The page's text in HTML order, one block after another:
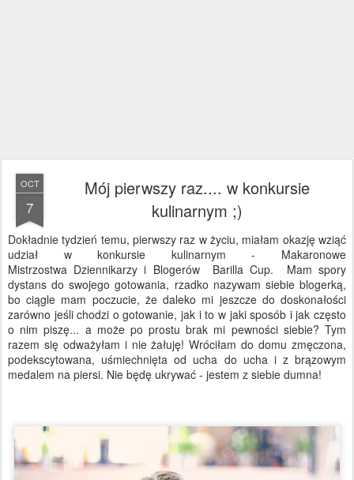
OCT
7
Mój pierwszy raz.... w konkursie
kulinarnym ;)
Dokładnie tydzień temu, pierwszy raz w życiu, miałam okazję wziąć
udział w konkursie kulinarnym - Makaronowe
Mistrzostwa Dziennikarzy i Blogerów Barilla Cup. Mam spory
dystans do swojego gotowania, rzadko nazywam siebie blogerką,
bo ciągle mam poczucie, że daleko mi jeszcze do doskonałości
zarówno jeśli chodzi o gotowanie, jak i to w jaki sposób i jak często
o nim piszę... a może po prostu brak mi pewności siebie? Tym
razem się odważyłam i nie żałuję! Wróciłam do domu zmęczona,
podekscytowana, uśmiechnięta od ucha do ucha i z brązowym
medalem na piersi. Nie będę ukrywać - jestem z siebie dumna!